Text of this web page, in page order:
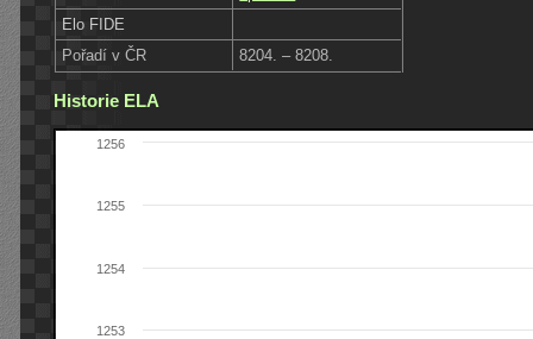
Elo FIDE
Pořadí v ČR
8204. – 8208.
Historie ELA
1253
1254
1255
1256